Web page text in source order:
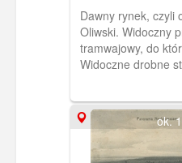
(Markplatz)
Dawny rynek, czyli
Oliwski. Widoczny
tramwajowy, do
Widoczne drobne
m.) z murowaną,
widokową,
cesarza Wilhelma
ok.